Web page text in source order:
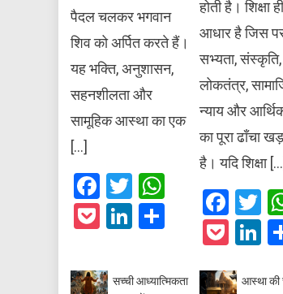
पैदल चलकर भगवान
शिव को अर्पित करते हैं।
यह भक्ति, अनुशासन,
सहनशीलता और
सामूहिक आस्था का एक
[…]
Facebook
TwitterWhatsApp
PocketLinkedIn
Share
होती है। शिक्षा
आधार है जिस
सभ्यता, संस्कृति,
लोकतंत्र,
न्याय और
का पूरा ढाँचा
है। यदि शिक्षा
सच्ची आध्यात्मिकता
आस्था की